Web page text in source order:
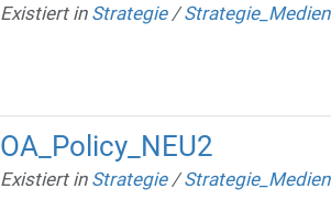
Existiert in Strategie /Strategie_Medien
OA_Policy_NEU2
Existiert in Strategie /Strategie_Medien